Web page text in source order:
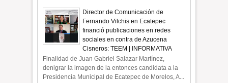
Director de Comunicación de
Fernando Vilchis en Ecatepec
financió publicaciones en redes
sociales en contra de Azucena
Cisneros: TEEM | INFORMATIVA
Finalidad de Juan Gabriel Salazar Martínez,
denigrar la imagen de la entonces candidata a la
Presidencia Municipal de Ecatepec de Morelos, A...